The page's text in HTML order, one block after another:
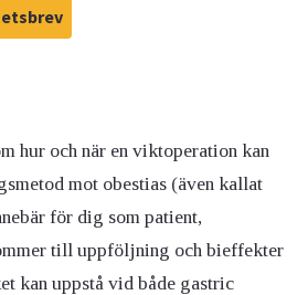
hur och när en viktoperation kan
mot obestias (även kallat
för dig som patient,
till uppföljning och bieffekter
kan uppstå vid både gastric